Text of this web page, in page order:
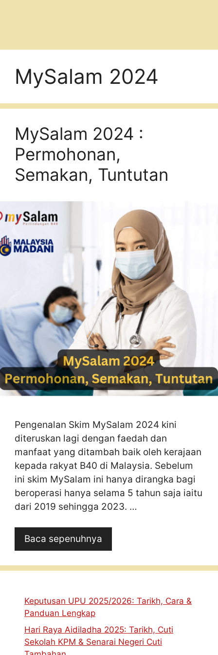
MySalam 2024
MySalam 2024 :
Permohonan,
Semakan, Tuntutan
Pengenalan Skim MySalam 2024 kini
diteruskan lagi dengan faedah dan
manfaat yang ditambah baik oleh kerajaan
kepada rakyat B40 di Malaysia. Sebelum
ini skim MySalam ini hanya dirangka bagi
beroperasi hanya selama 5 tahun saja iaitu
dari 2019 sehingga 2023. …
Baca sepenuhnya
Keputusan UPU 2025/2026: Tarikh, Cara &
Panduan Lengkap
Hari Raya Aidiladha 2025: Tarikh, Cuti
Sekolah KPM & Senarai Negeri Cuti